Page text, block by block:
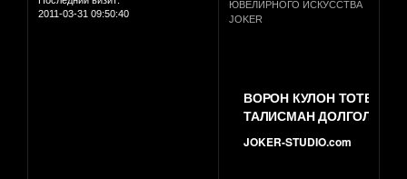
2011-03-31 09:50:40
ЮВЕЛИРНОГО ИСКУССТВА
JOKER